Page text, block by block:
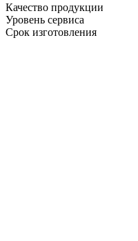
Качество продукции
Уровень сервиса
Срок изготовления